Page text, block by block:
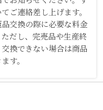
ご連絡差し上げます。
交換の際に必要な料金
だし、完売品や生産終
換できない場合は商品
す。